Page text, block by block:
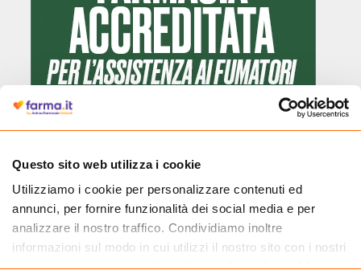
Questo sito web utilizza i cookie
Utilizziamo i cookie per personalizzare contenuti ed
annunci, per fornire funzionalità dei social media e per
analizzare il nostro traffico. Condividiamo inoltre
informazioni sul modo in cui utilizzi il nostro sito con i nostri
partner che si occupano di analisi dei dati web, pubblicità e
Cliccando il badge, puoi verificare che Farma.it è un'entità regolarmente
autorizzata dal Ministero della Salute a effettuare la vendita online di
medicinali.